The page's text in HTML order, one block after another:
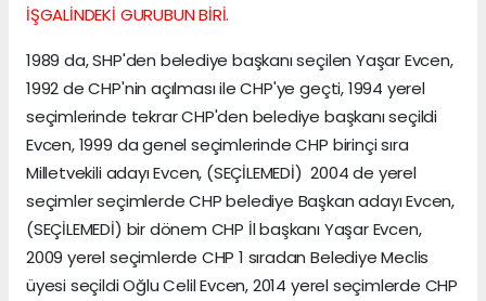
İŞGALİNDEKİ GURUBUN BİRİ.
1989 da, SHP'den belediye başkanı seçilen Yaşar Evcen,
1992 de CHP'nin açılması ile CHP'ye geçti, 1994 yerel
seçimlerinde tekrar CHP'den belediye başkanı seçildi
Evcen, 1999 da genel seçimlerinde CHP birinçi sıra
Milletvekili adayı Evcen, (SEÇİLEMEDİ) 2004 de yerel
seçimler seçimlerde CHP belediye Başkan adayı Evcen,
(SEÇİLEMEDİ) bir dönem CHP İl başkanı Yaşar Evcen,
2009 yerel seçimlerde CHP 1 sıradan Belediye Meclis
üyesi seçildi Oğlu Celil Evcen, 2014 yerel seçimlerde CHP